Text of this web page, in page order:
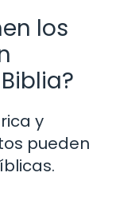
los
y
pueden